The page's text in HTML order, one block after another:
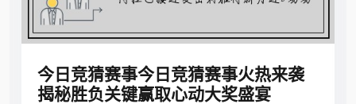
今日竞猜赛事今日竞猜赛事火热来袭
揭秘胜负关键赢取心动大奖盛宴